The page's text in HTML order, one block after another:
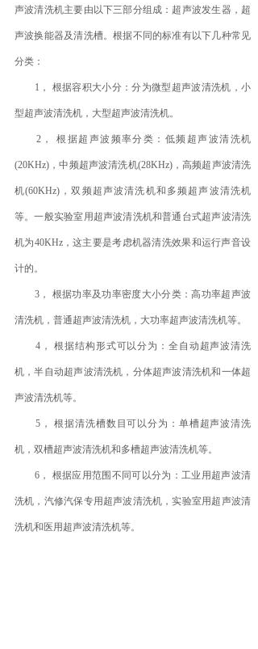
声波清洗机主要由以下三部分组成：超声波发生器，超
声波换能器及清洗槽。根据不同的标准有以下几种常见
分类：
1， 根据容积大小分：分为微型超声波清洗机，小
型超声波清洗机，大型超声波清洗机。
2， 根据超声波频率分类：低频超声波清洗机
(20KHz)，中频超声波清洗机(28KHz)，高频超声波清洗
机(60KHz)，双频超声波清洗机和多频超声波清洗机
等。一般实验室用超声波清洗机和普通台式超声波清洗
机为40KHz，这主要是考虑机器清洗效果和运行声音设
计的。
3， 根据功率及功率密度大小分类：高功率超声波
清洗机，普通超声波清洗机，大功率超声波清洗机等。
4， 根据结构形式可以分为：全自动超声波清洗
机，半自动超声波清洗机，分体超声波清洗机和一体超
声波清洗机等。
5， 根据清洗槽数目可以分为：单槽超声波清洗
机，双槽超声波清洗机和多槽超声波清洗机等。
6， 根据应用范围不同可以分为：工业用超声波清
洗机，汽修汽保专用超声波清洗机，实验室用超声波清
洗机和医用超声波清洗机等。